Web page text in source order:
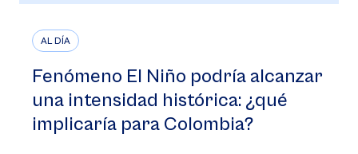
AL DÍA
Fenómeno El Niño podría alcanzar
una intensidad histórica: ¿qué
implicaría para Colombia?